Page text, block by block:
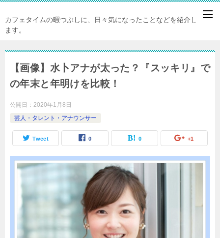
カフェタイムの暇つぶしに、日々気になったことなどを紹介してい
ます。
【画像】水卜アナが太った？『スッキリ』で
の年末と年明けを比較！
公開日： 2020年1月8日
芸人・タレント・アナウンサー
Tweet 0 0 +1